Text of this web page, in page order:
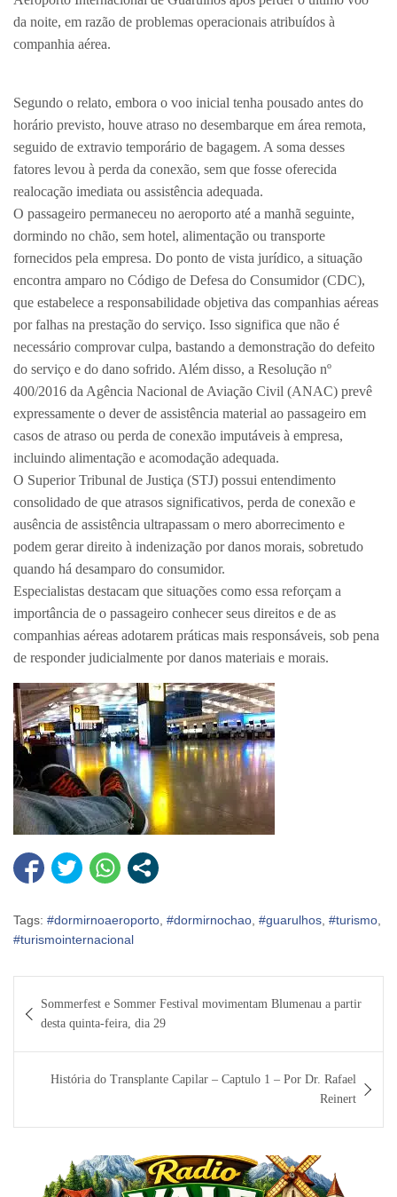
da noite, em razão de problemas operacionais atribuídos à
companhia aérea.
Segundo o relato, embora o voo inicial tenha pousado antes do
horário previsto, houve atraso no desembarque em área remota,
seguido de extravio temporário de bagagem. A soma desses
fatores levou à perda da conexão, sem que fosse oferecida
realocação imediata ou assistência adequada.
O passageiro permaneceu no aeroporto até a manhã seguinte,
dormindo no chão, sem hotel, alimentação ou transporte
fornecidos pela empresa. Do ponto de vista jurídico, a situação
encontra amparo no Código de Defesa do Consumidor (CDC),
que estabelece a responsabilidade objetiva das companhias aéreas
por falhas na prestação do serviço. Isso significa que não é
necessário comprovar culpa, bastando a demonstração do defeito
do serviço e do dano sofrido. Além disso, a Resolução nº
400/2016 da Agência Nacional de Aviação Civil (ANAC) prevê
expressamente o dever de assistência material ao passageiro em
casos de atraso ou perda de conexão imputáveis à empresa,
incluindo alimentação e acomodação adequada.
O Superior Tribunal de Justiça (STJ) possui entendimento
consolidado de que atrasos significativos, perda de conexão e
ausência de assistência ultrapassam o mero aborrecimento e
podem gerar direito à indenização por danos morais, sobretudo
quando há desamparo do consumidor.
Especialistas destacam que situações como essa reforçam a
importância de o passageiro conhecer seus direitos e de as
companhias aéreas adotarem práticas mais responsáveis, sob pena
de responder judicialmente por danos materiais e morais.
Tags: #dormirnoaeroporto, #dormirnochao, #guarulhos, #turismo,
#turismointernacional
de
Post
Sommerfest e Sommer Festival movimentam Blumenau a partir
desta quinta-feira, dia 29
História do Transplante Capilar – Captulo 1 – Por Dr. Rafael
Reinert